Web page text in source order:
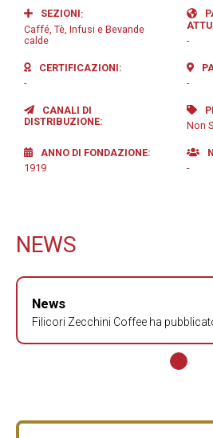
SEZIONI
Caffé, Tè, Infusi e Bevande
calde
CERTIFICAZIONI
-
CANALI DI
DISTRIBUZIONE
ANNO DI FONDAZIONE
1919
-
-
Non
-
NEWS
News
Filicori Zecchini Coffee ha